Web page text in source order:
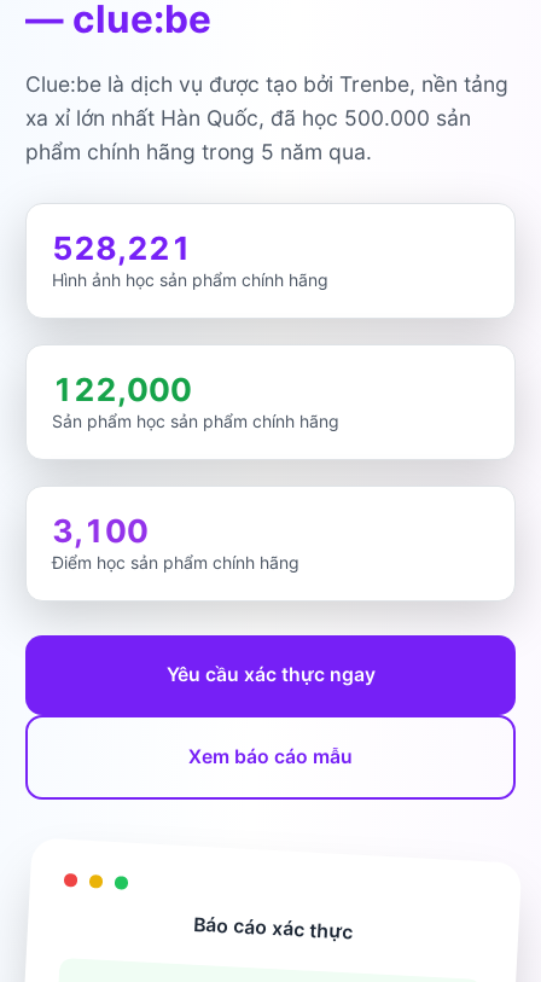
— clue:be
Clue:be là dịch vụ được tạo bởi Trenbe, nền tảng
xa xỉ lớn nhất Hàn Quốc, đã học 500.000 sản
phẩm chính hãng trong 5 năm qua.
528,221
Hình ảnh học sản phẩm chính hãng
122,000
Sản phẩm học sản phẩm chính hãng
3,100
Điểm học sản phẩm chính hãng
Yêu cầu xác thực ngay
Xem báo cáo mẫu
Báo cáo xác thực